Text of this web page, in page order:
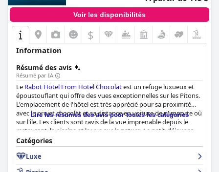
Voir les disponibilités
$
Information
Résumé des avis
Résumé par IA
Le Rabot Hotel From Hotel Chocolatest un refuge luxueux et
époustouflant qui offre des vues exceptionnelles sur les Pitons.
L'emplacement de l'hôtel est très apprécié pour sa proximité
avec le projet chocolat et sa distance en voiture de n'importe où
sur l'île. Les clients sont ravis de la vue imprenable depuis le
restaurant, la piscine et la vue sur la nature. Le petit-déjeuner
est un point fort du séjour des clients avec beaucoup de bonnes
options et un plat spécial du chef proposé chaque jour. Le dîner
est excellent, bien que certains clients aient trouvé l'utilisation
de fèves de cacao dans tous les plats un peu gadget. Les
Lire les résumés des avis pour toutes les catégories
Catégories
Luxe